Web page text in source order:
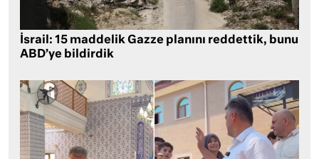
İsrail: 15 maddelik Gazze planını reddettik, bunu
ABD’ye bildirdik